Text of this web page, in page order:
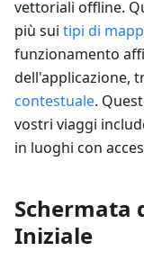
vettoriali offline.
più sui tipi di
funzionamento
dell'applicazione,
contestuale.
vostri viaggi
in luoghi con
Schermata
Iniziale